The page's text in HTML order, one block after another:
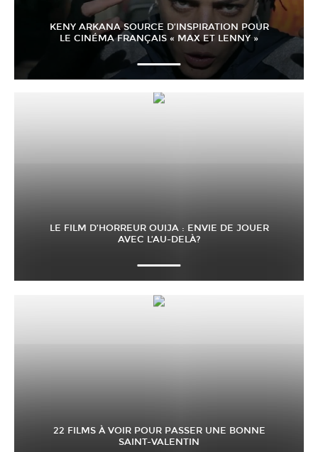
KENY ARKANA SOURCE D’INSPIRATION POUR
LE CINÉMA FRANÇAIS « MAX ET LENNY »
LE FILM D’HORREUR OUIJA : ENVIE DE JOUER
AVEC L’AU-DELÀ?
22 FILMS À VOIR POUR PASSER UNE BONNE
SAINT-VALENTIN